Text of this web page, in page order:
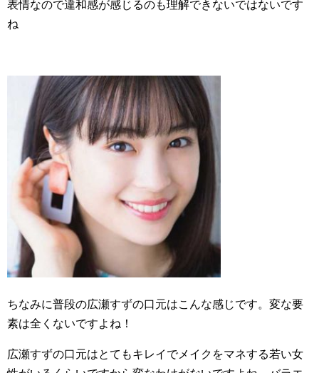
表情なので違和感が感じるのも理解できないではないです
ね
ちなみに普段の広瀬すずの口元はこんな感じです。変な要
素は全くないですよね！
広瀬すずの口元はとてもキレイでメイクをマネする若い女